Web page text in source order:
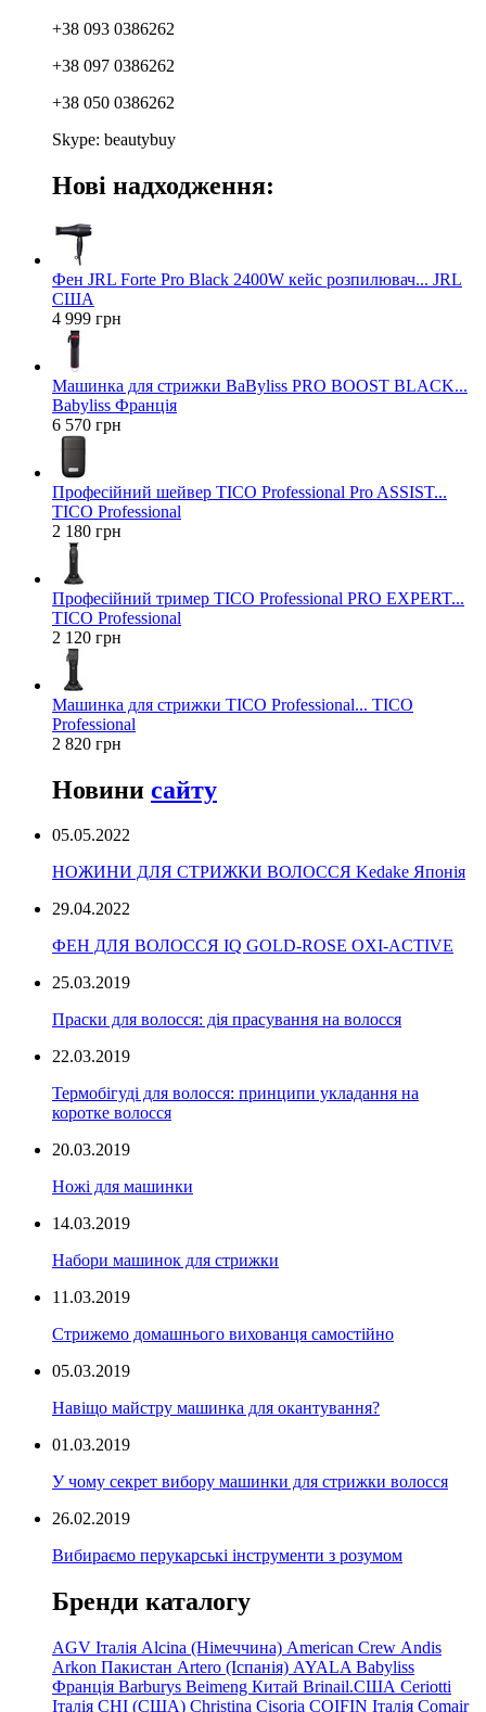
+38 093 0386262
+38 097 0386262
+38 050 0386262
Skype: beautybuy
Нові надходження:
Фен JRL Forte Pro Black 2400W кейс розпилювач... JRL
США
4 999 грн
Машинка для стрижки BaByliss PRO BOOST BLACK...
Babyliss Франція
6 570 грн
Професійний шейвер TICO Professional Pro ASSIST...
TICO Professional
2 180 грн
Професійний тример TICO Professional PRO EXPERT...
TICO Professional
2 120 грн
Машинка для стрижки TICO Professional... TICO
Professional
2 820 грн
Новини сайту
05.05.2022
НОЖИНИ ДЛЯ СТРИЖКИ ВОЛОССЯ Kedake Японія
29.04.2022
ФЕН ДЛЯ ВОЛОССЯ IQ GOLD-ROSE OXI-ACTIVE
25.03.2019
Праски для волосся: дія прасування на волосся
22.03.2019
Термобігуді для волосся: принципи укладання на
коротке волосся
20.03.2019
Ножі для машинки
14.03.2019
Набори машинок для стрижки
11.03.2019
Стрижемо домашнього вихованця самостійно
05.03.2019
Навіщо майстру машинка для окантування?
01.03.2019
У чому секрет вибору машинки для стрижки волосся
26.02.2019
Вибираємо перукарські інструменти з розумом
Бренди каталогу
AGV Італія Alcina (Німеччина) American Crew Andis
Arkon Пакистан Artero (Іспанія) AYALA Babyliss
Франція Barburys Beimeng Китай Brinail.США Ceriotti
Італія CHI (США) Christina Cisoria COIFIN Італія Comair